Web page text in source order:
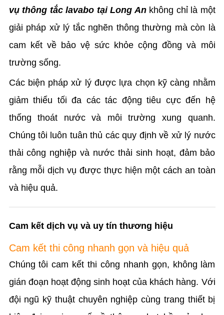
vụ thông tắc lavabo tại Long Ankhông chỉ là một
giải pháp xử lý tắc nghẽn thông thường mà còn là
cam kết về bảo vệ sức khỏe cộng đồng và môi
trường sống.
Các biện pháp xử lý được lựa chọn kỹ càng nhằm
giảm thiểu tối đa các tác động tiêu cực đến hệ
thống thoát nước và môi trường xung quanh.
Chúng tôi luôn tuân thủ các quy định về xử lý nước
thải công nghiệp và nước thải sinh hoạt, đảm bảo
rằng mỗi dịch vụ được thực hiện một cách an toàn
và hiệu quả.
Cam kết dịch vụ và uy tín thương hiệu
Cam kết thi công nhanh gọn và hiệu quả
Chúng tôi cam kết thi công nhanh gọn, không làm
gián đoạn hoạt động sinh hoạt của khách hàng. Với
đội ngũ kỹ thuật chuyên nghiệp cùng trang thiết bị